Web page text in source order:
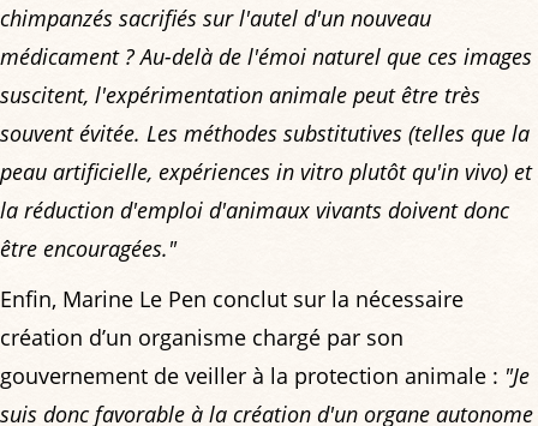
chimpanzés sacrifiés sur l'autel d'un nouveau
médicament ? Au-delà de l'émoi naturel que ces images
suscitent, l'expérimentation animale peut être très
souvent évitée. Les méthodes substitutives (telles que la
peau artificielle, expériences in vitro plutôt qu'in vivo) et
la réduction d'emploi d'animaux vivants doivent donc
être encouragées."
Enfin, Marine Le Pen conclut sur la nécessaire
création d’un organisme chargé par son
gouvernement de veiller à la protection animale : "Je
suis donc favorable à la création d'un organe autonome